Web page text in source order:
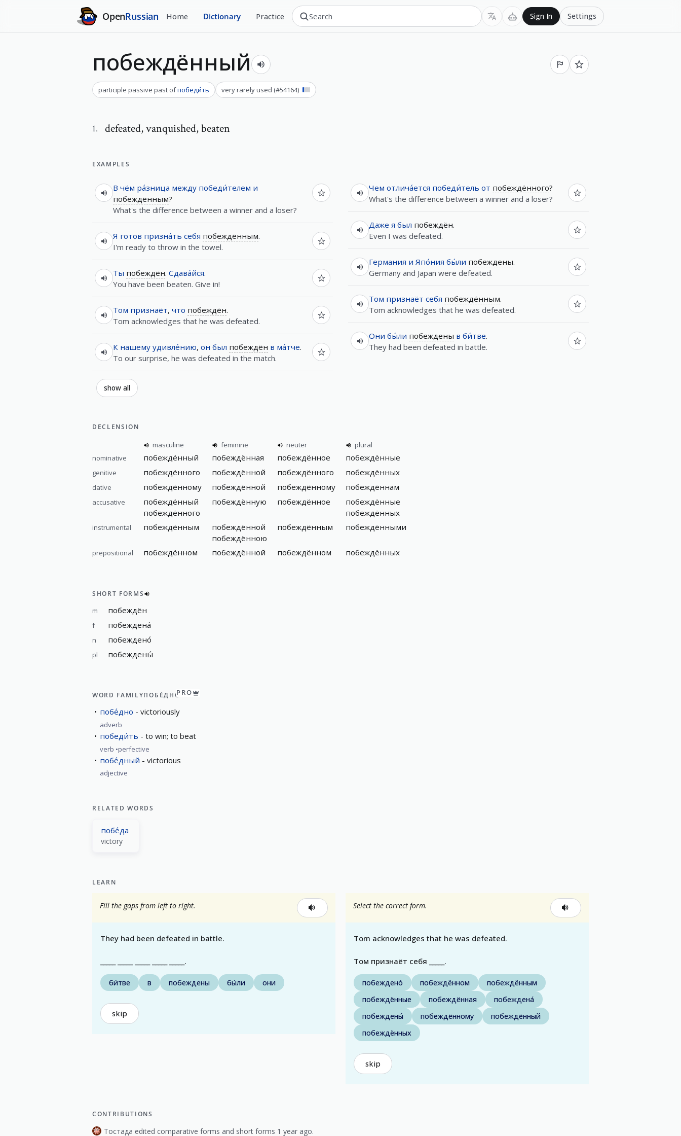
OpenRussian Home Dictionary Practice Sign In Settings
побеждённый
participle passive past ofпобеди́ть very rarely used (#54164)
1. defeated,vanquished, beaten
EXAMPLES
В чём ра́зница между победи́телем и
побеждённым?
What's the difference between a winner and a loser?
Я готов призна́ть себя побеждённым.
I'm ready to throw in the towel.
Ты побеждён. Сдава́йся.
You have been beaten. Give in!
Том признаёт, что побеждён.
Tom acknowledges that he was defeated.
К нашему удивле́нию, он был побеждён в ма́тче.
To our surprise, he was defeated in the match.
Чем отлича́ется победи́тель от побеждённого?
What's the difference between a winner and a loser?
Даже я был побеждён.
Even I was defeated.
Германия и Япо́ния бы́ли побеждены.
Germany and Japan were defeated.
Том признаёт себя побеждённым.
Tom acknowledges that he was defeated.
Они бы́ли побеждены в би́тве.
They had been defeated in battle.
show all
DECLENSION
masculine feminine neuter
plural
nominative
побеждённый побеждённая побеждённое побеждённые
genitive побеждённого побеждённой побеждённого побеждённых
dative побеждённому побеждённой побеждённому побеждённам
accusative
побеждённый
побеждённого
побеждённую побеждённое
побеждённые
побеждённых
instrumental побеждённым
побеждённой
побеждённою
побеждённым побеждёнными
prepositional побеждённом побеждённой побеждённом побеждённых
SHORT FORMS
m побеждён
f побеждена́
n побеждено́
pl побеждены́
WORD FAMILYПОБЕ́ДНОPRO
побе́дно victoriously
adverb
победи́ть to win; to beat
verb perfective
побе́дный victorious
adjective
RELATED WORDS
побе́да
victory
LEARN
Fill the gaps from left to right.
They had been defeated in battle.
_____ _____ _____ _____ _____.
би́тве в побеждены бы́ли они
skip
Select the correct form.
Tom acknowledges that he was defeated.
Том признаёт себя _____.
побеждено́ побеждённом
побеждённым
побеждённые
побеждённая
побеждена́
побеждены́
побеждённому
побеждённый
побеждённых
skip
CONTRIBUTIONS
Тостада edited comparative forms and short forms 1 year ago.